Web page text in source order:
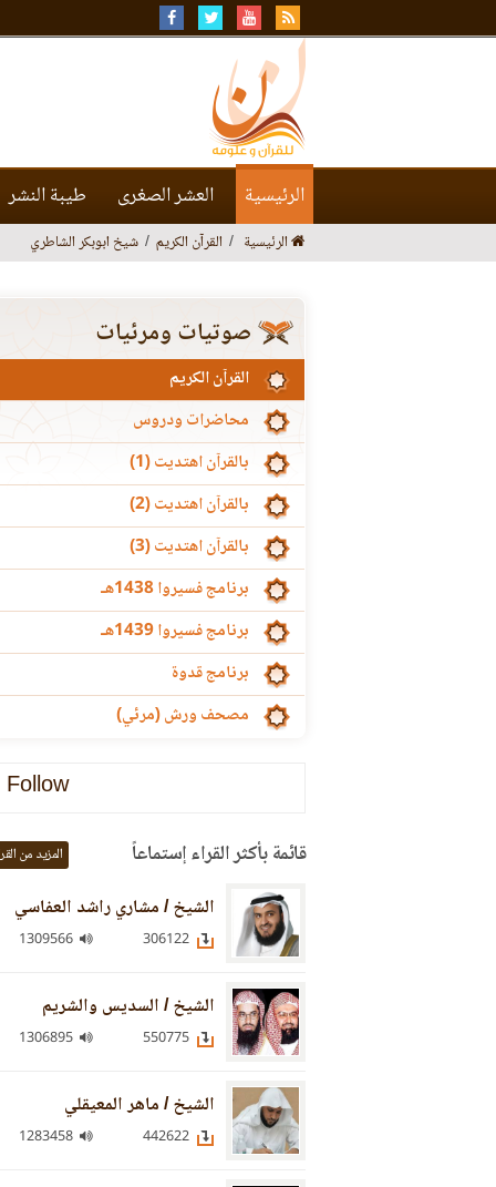
الرئيسية العشر الصغرى طيبة النشر
الرئيسية القرآن الكريم شيخ ابوبكر الشاطري
صوتيات ومرئيات
القرآن الكريم
محاضرات ودروس
بالقرآن اهتديت (1)
بالقرآن اهتديت (2)
بالقرآن اهتديت (3)
برنامج فسيروا 1438هـ
برنامج فسيروا 1439هـ
برنامج قدوة
مصحف ورش (مرئي)
Follow
قائمة بأكثر القراء إستماعاً المزيد من
الشيخ / مشاري راشد العفاسي
الشيخ / السديس والشريم
الشيخ / ماهر المعيقلي